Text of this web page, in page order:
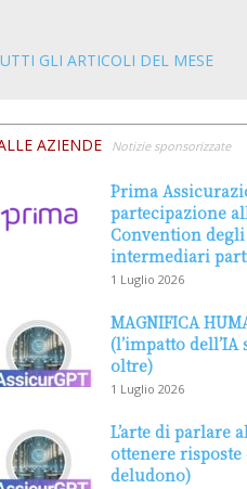
GLI ARTICOLI DEL MESE
AZIENDE Notizie sponsorizzate
Prima
partecipazione
Convention degli
intermediari
1 Luglio 2026
MAGNIFICA
(l’impatto
oltre)
1 Luglio 2026
L’arte di parlare
ottenere
deludono)